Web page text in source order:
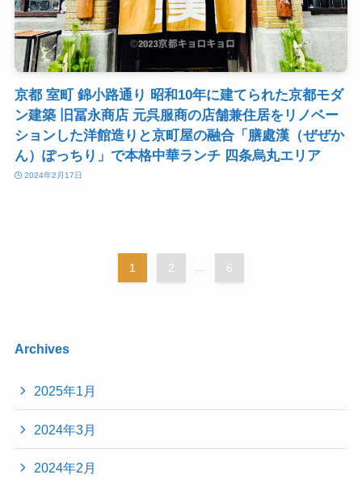
京都 室町 錦小路通り 昭和10年に建てられた京都モダ
ン建築 旧冨永商店 元呉服商の店舗兼住居をリノベー
ションした洋館造りと京町屋の融合「膳處漢（ぜぜか
ん）ぽっちり」で本格中華ランチ 四条烏丸エリア
2024年2月17日
1 2 6
Archives
2025年1月
2024年3月
2024年2月